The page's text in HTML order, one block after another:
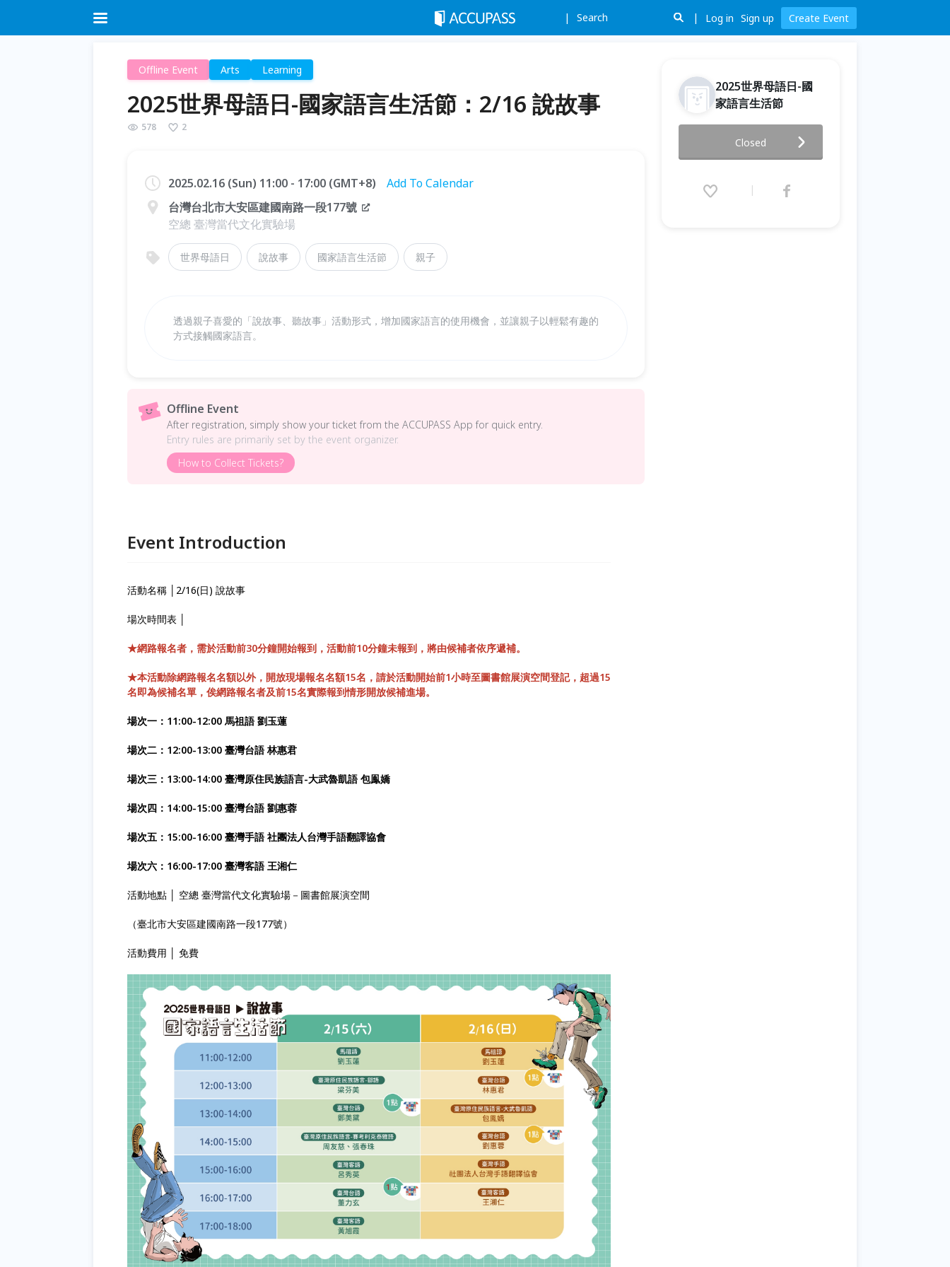
Search Log in Sign up Create Event
Offline Event Arts Learning
2025世界母語日-國家語言生活節：2/16 說故事
578 2
2025.02.16 (Sun) 11:00 - 17:00 (GMT+8)
Add To Calendar
台灣台北市大安區建國南路一段177號
空總 臺灣當代文化實驗場
世界母語日 說故事 國家語言生活節 親子
透過親子喜愛的「說故事、聽故事」活動形式，增加國家語言的使用機會，並讓親子以輕鬆有趣的
方式接觸國家語言。
Offline Event
After registration, simply show your ticket from the ACCUPASS App for quick entry.
Entry rules are primarily set by the event organizer.
How to Collect Tickets?
Event Introduction
活動名稱 │2/16(日) 說故事
場次時間表 │
★網路報名者，需於活動前30分鐘開始報到，活動前10分鐘未報到，將由候補者依序遞補。
★本活動除網路報名名額以外，開放現場報名名額15名，請於活動開始前1小時至圖書館展演空間登記，超過15
名即為候補名單，俟網路報名者及前15名實際報到情形開放候補進場。
場次一：11:00-12:00 馬祖語 劉玉蓮
場次二：12:00-13:00 臺灣台語 林惠君
場次三：13:00-14:00 臺灣原住民族語言-大武魯凱語 包鳯嬌
場次四：14:00-15:00 臺灣台語 劉惠蓉
場次五：15:00-16:00 臺灣手語 社團法人台灣手語翻譯協會
場次六：16:00-17:00 臺灣客語 王湘仁
活動地點 │ 空總 臺灣當代文化實驗場－圖書館展演空間
（臺北市大安區建國南路一段177號）
活動費用 │ 免費
2025世界母語日-國
家語言生活節
節：2/16 說故事
2025.02.16 (Sun) 11:00 - 17:00
Closed